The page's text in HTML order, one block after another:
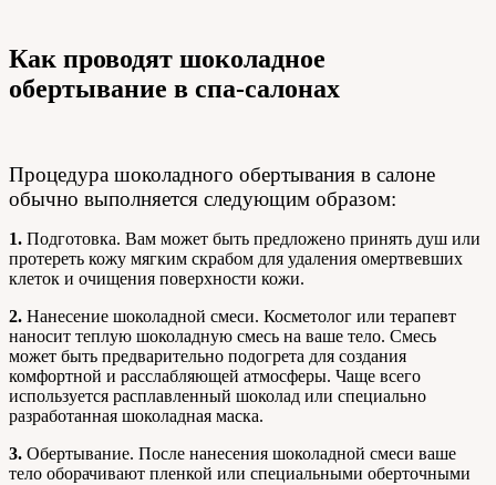
Как проводят шоколадное
обертывание в спа-салонах
Процедура шоколадного обертывания в салоне
обычно выполняется следующим образом:
1. Подготовка. Вам может быть предложено принять душ или
протереть кожу мягким скрабом для удаления омертвевших
клеток и очищения поверхности кожи.
2. Нанесение шоколадной смеси. Косметолог или терапевт
наносит теплую шоколадную смесь на ваше тело. Смесь
может быть предварительно подогрета для создания
комфортной и расслабляющей атмосферы. Чаще всего
используется расплавленный шоколад или специально
разработанная шоколадная маска.
3. Обертывание. После нанесения шоколадной смеси ваше
тело оборачивают пленкой или специальными оберточными